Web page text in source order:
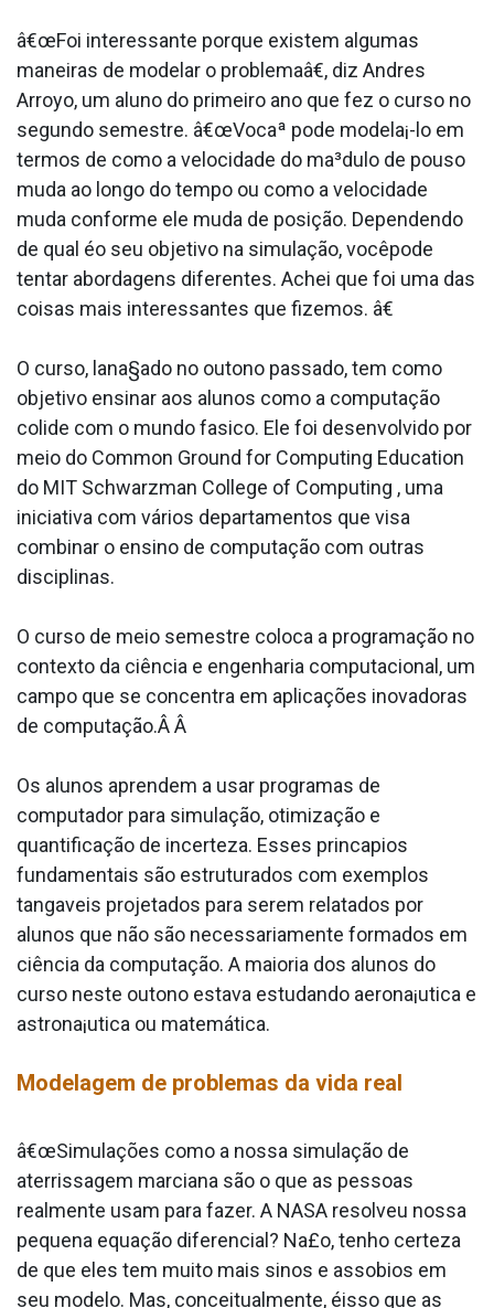
â€œFoi interessante porque existem algumas
maneiras de modelar o problemaâ€, diz Andres
Arroyo, um aluno do primeiro ano que fez o curso no
segundo semestre. â€œVocaª pode modela¡-lo em
termos de como a velocidade do ma³dulo de pouso
muda ao longo do tempo ou como a velocidade
muda conforme ele muda de posição. Dependendo
de qual éo seu objetivo na simulação, vocêpode
tentar abordagens diferentes. Achei que foi uma das
coisas mais interessantes que fizemos. â€
O curso, lana§ado no outono passado, tem como
objetivo ensinar aos alunos como a computação
colide com o mundo fa­sico. Ele foi desenvolvido por
meio do Common Ground for Computing Education
do MIT Schwarzman College of Computing , uma
iniciativa com vários departamentos que visa
combinar o ensino de computação com outras
disciplinas.
O curso de meio semestre coloca a programação no
contexto da ciência e engenharia computacional, um
campo que se concentra em aplicações inovadoras
de computação.Â Â
Os alunos aprendem a usar programas de
computador para simulação, otimização e
quantificação de incerteza. Esses princa­pios
fundamentais são estruturados com exemplos
tanga­veis projetados para serem relatados por
alunos que não são necessariamente formados em
ciência da computação. A maioria dos alunos do
curso neste outono estava estudando aerona¡utica e
astrona¡utica ou matemática.
Modelagem de problemas da vida real
â€œSimulações como a nossa simulação de
aterrissagem marciana são o que as pessoas
realmente usam para fazer. A NASA resolveu nossa
pequena equação diferencial? Na£o, tenho certeza
de que eles tem muito mais sinos e assobios em
seu modelo. Mas, conceitualmente, éisso que as